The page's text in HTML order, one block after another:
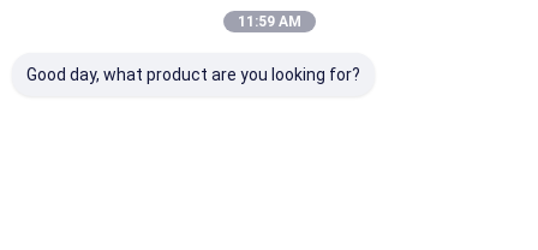
11:59 AM
Good day, what product are you looking for?